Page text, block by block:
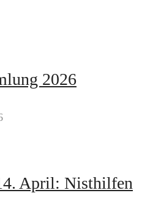
2026
April: Nisthilfen